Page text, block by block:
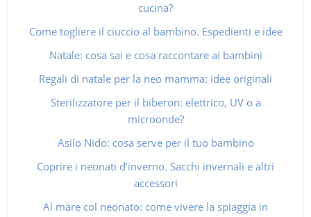
cucina?
Come togliere il ciuccio al bambino. Espedienti e idee
Natale: cosa sai e cosa raccontare ai bambini
Regali di natale per la neo mamma: idee originali
Sterilizzatore per il biberon: elettrico, UV o a
microonde?
Asilo Nido: cosa serve per il tuo bambino
Coprire i neonati d’inverno. Sacchi invernali e altri
accessori
Al mare col neonato: come vivere la spiaggia in